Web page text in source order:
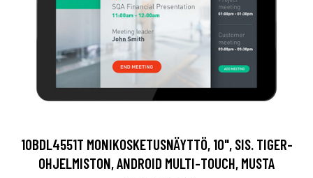
10BDL4551T MONIKOSKETUSNÄYTTÖ, 10", SIS. TIGER-
OHJELMISTON, ANDROID MULTI-TOUCH, MUSTA